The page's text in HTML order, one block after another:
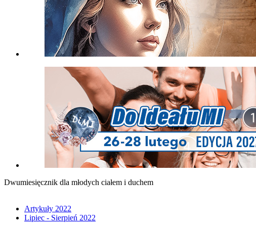
Dwumiesięcznik dla młodych ciałem i duchem
Artykuły 2022
Lipiec - Sierpień 2022